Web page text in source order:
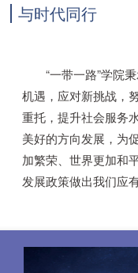
党建工作
发展中国家硕士
精品课程
社会调研
事业发展
通知公告
著作
期刊
研究中心
博士后
京师“一带一路”
京师“一带一路”
新兴市场论坛
学术研讨会
招生
项目概况
招生动态
校园生活
校友
校友寄语
与时代同行
“一带一路”学院
机遇，应对新挑战，
重托，提升社会服务
美好的方向发展，为
加繁荣、世界更加和
发展政策做出我们应